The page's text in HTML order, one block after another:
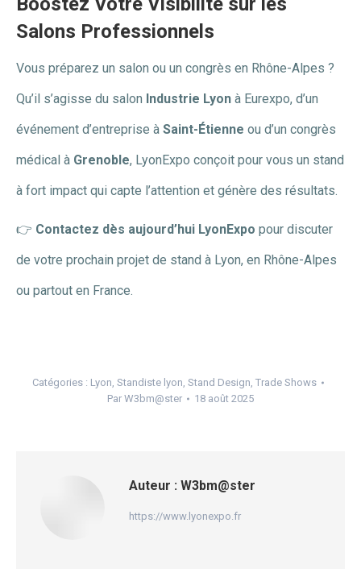
Salons Professionnels
Vous préparez un salon ou un congrès en Rhône-Alpes ?
Qu’il s’agisse du salon Industrie Lyon à Eurexpo, d’un
événement d’entreprise à Saint-Étienne ou d’un congrès
médical à Grenoble, LyonExpo conçoit pour vous un stand
à fort impact qui capte l’attention et génère des résultats.
👉 Contactez dès aujourd’hui LyonExpo pour discuter
de votre prochain projet de stand à Lyon, en Rhône-Alpes
ou partout en France.
Catégories : Lyon, Standiste lyon, Stand Design, Trade Shows
Par W3bm@ster 18 août 2025
Auteur : W3bm@ster
https://www.lyonexpo.fr